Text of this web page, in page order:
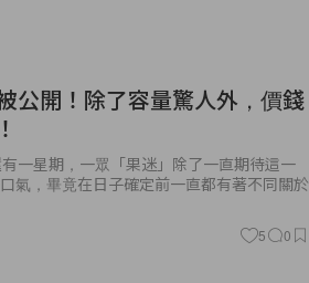
公開！除了容量驚人外，價錢
一星期，一眾「果迷」除了一直期待這一
氣，畢竟在日子確定前一直都有著不同關於
5 0